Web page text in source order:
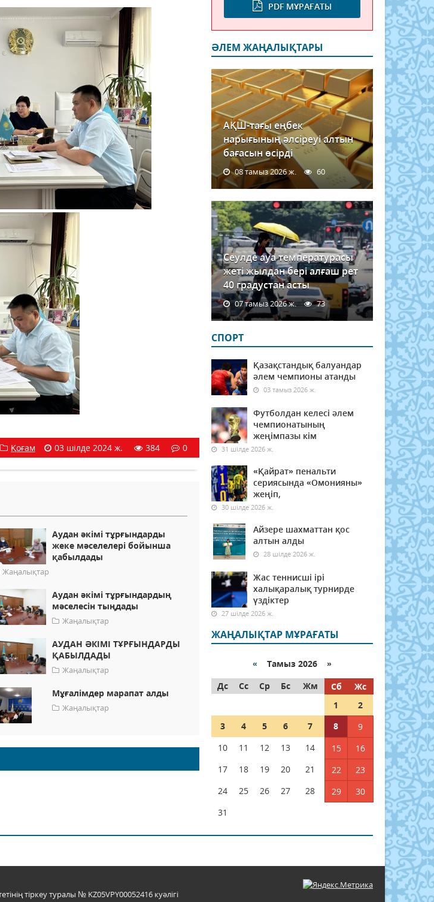
Қоғам 03 шілде 2024 ж. 384 0
Аудан әкімі тұрғындарды
жеке мәселелері бойынша
қабылдады
Жаңалықтар
Аудан әкімі тұрғындардың
мәселесін тыңдады
Жаңалықтар
АУДАН ӘКІМІ ТҰРҒЫНДАРДЫ
ҚАБЫЛДАДЫ
Жаңалықтар
Мұғалімдер марапат алды
Жаңалықтар
PDF МҰРАҒАТЫ
ӘЛЕМ ЖАҢАЛЫҚТАРЫ
АҚШ-тағы еңбек
нарығының әлсіреуі алтын
бағасын өсірді
08 тамыз 2026 ж. 60
Сеулде ауа температурасы
жеті жылдан бері алғаш рет
40 градустан асты
07 тамыз 2026 ж. 73
СПОРТ
Қазақстандық балуандар
әлем чемпионы атанды
03 тамыз 2026 ж.
Футболдан келесі әлем
чемпионатының
жеңімпазы кім
31 шілде 2026 ж.
«Қайрат» пенальти
сериясында «Омонияны»
жеңіп,
30 шілде 2026 ж.
Айзере шахматтан қос
алтын алды
28 шілде 2026 ж.
Жас теннисші ірі
халықаралық турнирде
үздіктер
27 шілде 2026 ж.
ЖАҢАЛЫҚТАР МҰРАҒАТЫ
« Тамыз 2026 »
Дс
Сс Ср Бс Жм Сб
Жс
1
2
3
4 5 6 7 8
9
10
11 12 13 14 15
16
17
18 19 20 21 22
23
24
25 26 27 28 29
30
31
тіркеу туралы № KZ05VPY00052416 куәлігі